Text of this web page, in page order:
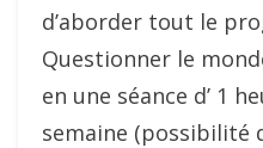
d’aborder tout le
Questionner le
en une séance d’ 1
semaine (possibilité